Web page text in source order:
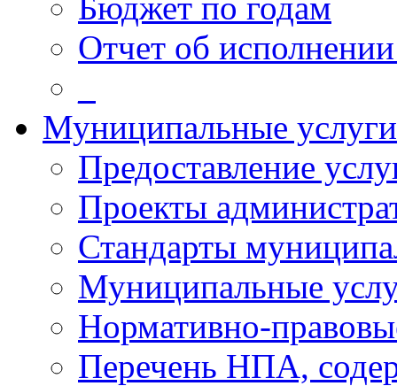
Отчет об
Муниципальные услуги
Предоставление
Проекты
Стандарты
Муниципальные
Нормативно-
Перечень НПА,